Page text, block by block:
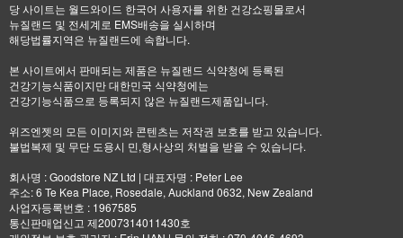
당 사이트는 월드와이드 한국어 사용자를 위한 건강쇼핑몰로서
뉴질랜드 및 전세계로 EMS배송을 실시하며
해당법률지역은 뉴질랜드에 속합니다.
본 사이트에서 판매되는 제품은 뉴질랜드 식약청에 등록된
건강기능식품이지만 대한민국 식약청에는
건강기능식품으로 등록되지 않은 뉴질랜드제품입니다.
위즈엔젯의 모든 이미지와 콘텐츠는 저작권 보호를 받고 있습니다.
불법복제 및 무단 도용시 민,형사상의 처벌을 받을 수 있습니다.
회사명 : Goodstore NZ Ltd | 대표자명 : Peter Lee
주소: 6 Te Kea Place, Rosedale, Auckland 0632, New Zealand
사업자등록번호 : 1967585
통신판매업신고 제2007314011430호